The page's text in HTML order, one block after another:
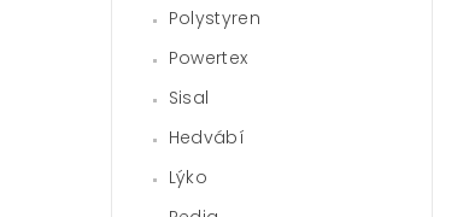
Polystyren
Powertex
Sisal
Hedvábí
Lýko